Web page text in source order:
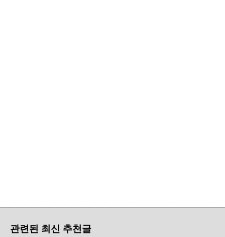
관련된 최신 추천글